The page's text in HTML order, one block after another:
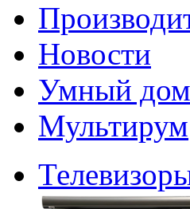
Новости
Умный дом
Мультирум